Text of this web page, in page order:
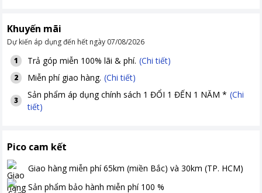
Khuyến mãi
Dự kiến áp dụng đến hết ngày 07/08/2026
1
Trả góp miễn 100% lãi & phí. (Chi tiết)
2 Miễn phí giao hàng. (Chi tiết)
3
Sản phẩm áp dụng chính sách 1 ĐỔI 1 ĐẾN 1 NĂM * (Chi
tiết)
Pico cam kết
Giao hàng miễn phí 65km (miền Bắc) và 30km (TP. HCM)
Sản phẩm bảo hành miễn phí 100 %